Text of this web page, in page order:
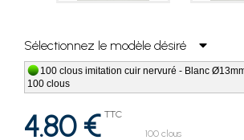
Sélectionnez le modèle désiré
100 clous imitation cuir nervuré - Blanc
100 clous
4.80 € TTC
100 clous